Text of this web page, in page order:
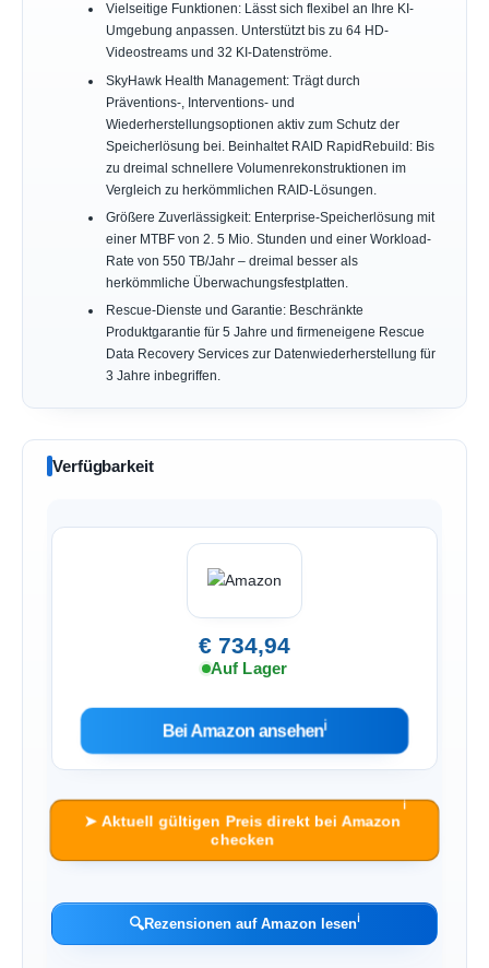
Vielseitige Funktionen: Lässt sich flexibel an Ihre KI-
Umgebung anpassen. Unterstützt bis zu 64 HD-
Videostreams und 32 KI-Datenströme.
SkyHawk Health Management: Trägt durch
Präventions-, Interventions- und
Wiederherstellungsoptionen aktiv zum Schutz der
Speicherlösung bei. Beinhaltet RAID RapidRebuild: Bis
zu dreimal schnellere Volumenrekonstruktionen im
Vergleich zu herkömmlichen RAID-Lösungen.
Größere Zuverlässigkeit: Enterprise-Speicherlösung mit
einer MTBF von 2. 5 Mio. Stunden und einer Workload-
Rate von 550 TB/Jahr – dreimal besser als
herkömmliche Überwachungsfestplatten.
Rescue-Dienste und Garantie: Beschränkte
Produktgarantie für 5 Jahre und firmeneigene Rescue
Data Recovery Services zur Datenwiederherstellung für
3 Jahre inbegriffen.
Verfügbarkeit
€ 734,94
Auf Lager
Bei Amazon ansehenℹ︎
➤ Aktuell gültigen Preis direkt bei Amazon
checken
ℹ︎
🔍Rezensionen auf Amazon lesenℹ︎